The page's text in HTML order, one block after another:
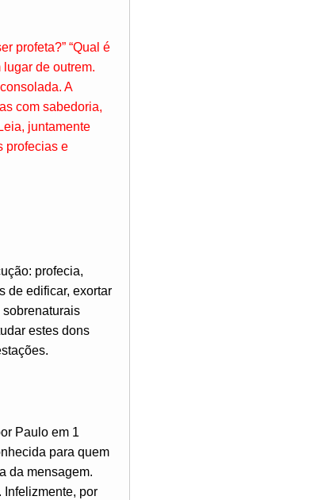
profeta?” “Qual é
de outrem.
A
com sabedoria,
juntamente
profecias e
profecia,
de edificar, exortar
estes dons
Paulo em 1
para quem
da mensagem.
Infelizmente, por